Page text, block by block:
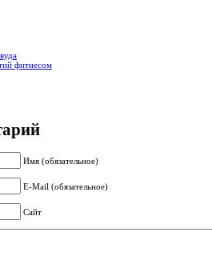
фитнесом
Имя (обязательное)
E-Mail (обязательное)
Сайт